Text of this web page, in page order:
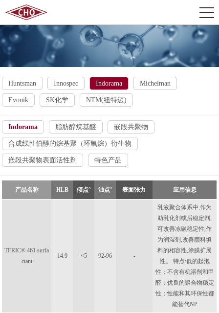
Huntsman Innospec Indorama Michelman
Evonik SK化学 NTM(纽特迈)
Indorama 脂肪醇烷基醚 嵌段共聚物
合成线性伯醇的烷基聚（环氧烷）衍生物
嵌段共聚物表面活性剂 特色产品
产品名称 HLB 倾点° 浊点° 表面张力 应用信息
TERIC® 461 surfa
ctant
14.9 <5 92-96 -
乳液聚合体系中,作为
助乳化剂或后稳定剂,
可改善冻融稳定性,作
为润湿剂,改善颜料填
料的相容性,涂膜扩展
性。 特点:低的起泡
性；不含有机溶剂和甲
醛；优良的聚合物稳定
性；性能和其环保性都
能替代NP